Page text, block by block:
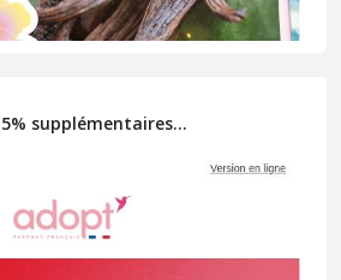
supplémentaires...